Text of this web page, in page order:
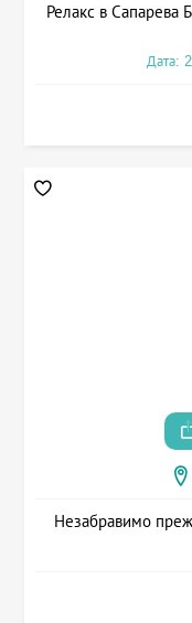
Релакс в Сапарева
Дата:
Незабравимо